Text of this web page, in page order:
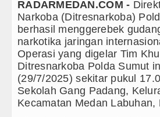
Kapolda Sumut Rombak
Wabup Deli Serdang Lantik
Ketua GRIB Jaya
Gubernur Bobby Nasution
RADARMEDAN.COM -
Narkoba (Ditresnarkoba)
berhasil menggerebek
narkotika jaringan
Operasi yang digelar Tim
Ditresnarkoba Polda Sumut
(29/7/2025) sekitar pukul
Sekolah Gang Padang,
Kecamatan Medan Labuhan,